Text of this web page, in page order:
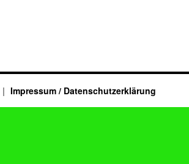
Impressum / Datenschutzerklärung